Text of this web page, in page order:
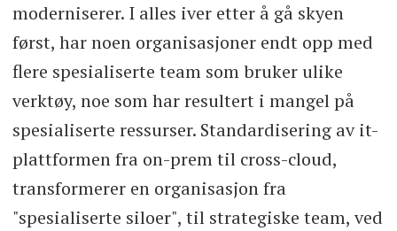
moderniserer. I alles iver etter å gå skyen
først, har noen organisasjoner endt opp med
flere spesialiserte team som bruker ulike
verktøy, noe som har resultert i mangel på
spesialiserte ressurser. Standardisering av it-
plattformen fra on-prem til cross-cloud,
transformerer en organisasjon fra
"spesialiserte siloer", til strategiske team, ved